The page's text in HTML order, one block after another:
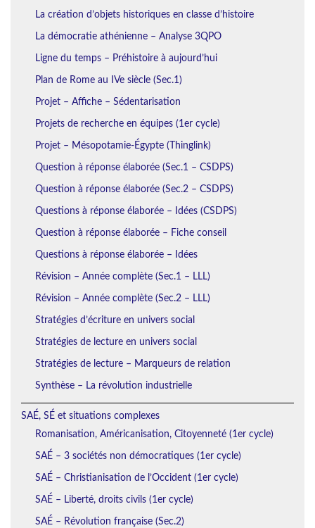
La création d’objets historiques en classe d’histoire
La démocratie athénienne – Analyse 3QPO
Ligne du temps – Préhistoire à aujourd’hui
Plan de Rome au IVe siècle (Sec.1)
Projet – Affiche – Sédentarisation
Projets de recherche en équipes (1er cycle)
Projet – Mésopotamie-Égypte (Thinglink)
Question à réponse élaborée (Sec.1 – CSDPS)
Question à réponse élaborée (Sec.2 – CSDPS)
Questions à réponse élaborée – Idées (CSDPS)
Question à réponse élaborée – Fiche conseil
Questions à réponse élaborée – Idées
Révision – Année complète (Sec.1 – LLL)
Révision – Année complète (Sec.2 – LLL)
Stratégies d’écriture en univers social
Stratégies de lecture en univers social
Stratégies de lecture – Marqueurs de relation
Synthèse – La révolution industrielle
SAÉ, SÉ et situations complexes
Romanisation, Américanisation, Citoyenneté (1er cycle)
SAÉ – 3 sociétés non démocratiques (1er cycle)
SAÉ – Christianisation de l’Occident (1er cycle)
SAÉ – Liberté, droits civils (1er cycle)
SAÉ – Révolution française (Sec.2)